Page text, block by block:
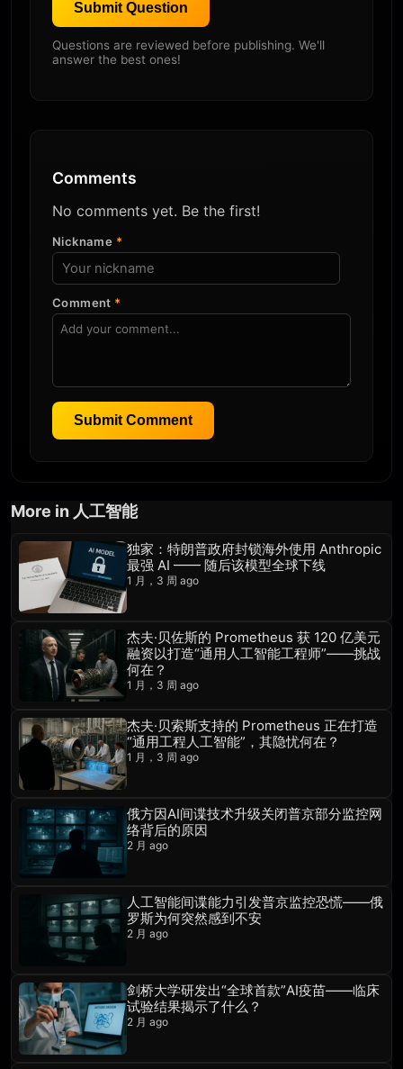
Submit Question
Questions are reviewed before publishing. We'll
answer the best ones!
Comments
No comments yet. Be the first!
Nickname *
Comment *
Submit Comment
More in 人工智能
独家：特朗普政府封锁海外使用 Anthropic
最强 AI —— 随后该模型全球下线
1 月，3 周 ago
杰夫·贝佐斯的 Prometheus 获 120 亿美元
融资以打造“通用人工智能工程师”——挑战
何在？
1 月，3 周 ago
杰夫·贝索斯支持的 Prometheus 正在打造
“通用工程人工智能”，其隐忧何在？
1 月，3 周 ago
俄方因AI间谍技术升级关闭普京部分监控网
络背后的原因
2 月 ago
人工智能间谍能力引发普京监控恐慌——俄
罗斯为何突然感到不安
2 月 ago
剑桥大学研发出“全球首款”AI疫苗——临床
试验结果揭示了什么？
2 月 ago